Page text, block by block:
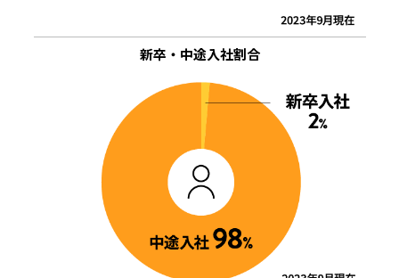
新卒・中途入社割合